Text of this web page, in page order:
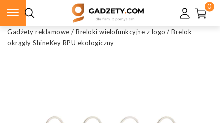
0
Gadżety reklamowe / Breloki wielofunkcyjne z logo / Brelok
okrągły ShineKey RPU ekologiczny